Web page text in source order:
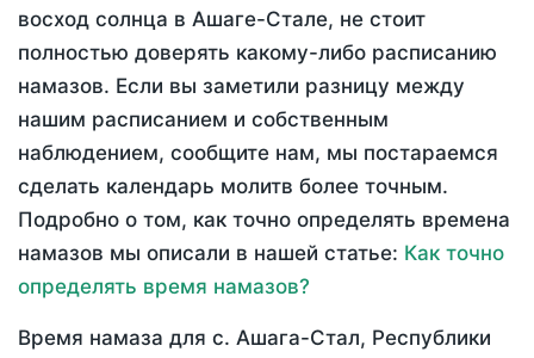
восход солнца в Ашаге-Стале, не стоит
полностью доверять какому-либо расписанию
намазов. Если вы заметили разницу между
нашим расписанием и собственным
наблюдением, сообщите нам, мы постараемся
сделать календарь молитв более точным.
Подробно о том, как точно определять времена
намазов мы описали в нашей статье: Как точно
определять время намазов?
Время намаза для с. Ашага-Стал, Республики